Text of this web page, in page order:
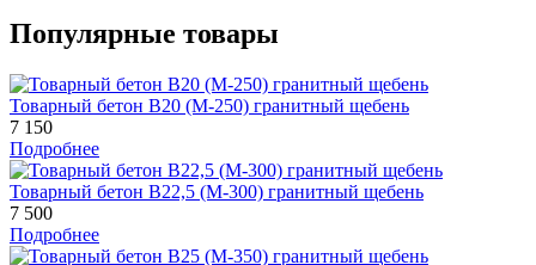
Популярные товары
Товарный бетон В20 (М-250) гранитный щебень
7 150
Подробнее
Товарный бетон В22,5 (М-300) гранитный щебень
7 500
Подробнее